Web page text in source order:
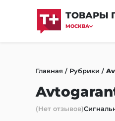
ТОВАРЫ
МОСКВА
Главная / Рубрики /
(Нет отзывов)